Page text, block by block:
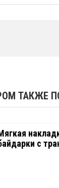
ТАКЖЕ
с